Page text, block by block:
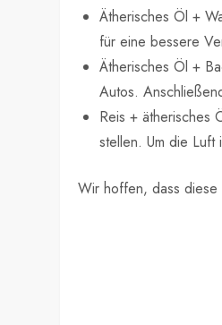
Ätherisches Öl +
für eine bessere
Ätherisches Öl +
Autos.
Reis + ätherisches
stellen. Um die
Wir hoffen, dass diese